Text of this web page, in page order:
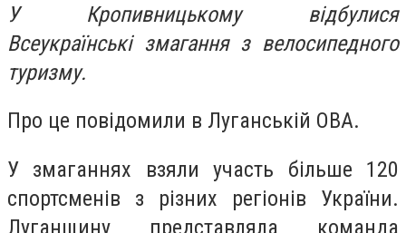
У Кропивницькому відбулися
Всеукраїнські змагання з велосипедного
туризму.
Про це повідомили в Луганській ОВА.
У змаганнях взяли участь більше 120
спортсменів з різних регіонів України.
Луганщину представляла команда